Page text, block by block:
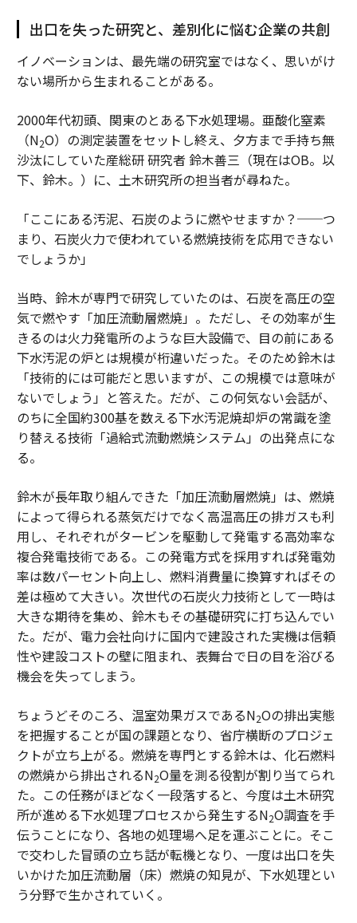
出口を失った研究と、差別化に悩む企業の共創
イノベーションは、最先端の研究室ではなく、思いがけ
ない場所から生まれることがある。
2000年代初頭、関東のとある下水処理場。亜酸化窒素
（N2O）の測定装置をセットし終え、夕方まで手持ち無
沙汰にしていた産総研 研究者 鈴木善三（現在はOB。以
下、鈴木。）に、土木研究所の担当者が尋ねた。
「ここにある汚泥、石炭のように燃やせますか？──つ
まり、石炭火力で使われている燃焼技術を応用できない
でしょうか」
当時、鈴木が専門で研究していたのは、石炭を高圧の空
気で燃やす「加圧流動層燃焼」。ただし、その効率が生
きるのは火力発電所のような巨大設備で、目の前にある
下水汚泥の炉とは規模が桁違いだった。そのため鈴木は
「技術的には可能だと思いますが、この規模では意味が
ないでしょう」と答えた。だが、この何気ない会話が、
のちに全国約300基を数える下水汚泥焼却炉の常識を塗
り替える技術「過給式流動燃焼システム」の出発点にな
る。
鈴木が長年取り組んできた「加圧流動層燃焼」は、燃焼
によって得られる蒸気だけでなく高温高圧の排ガスも利
用し、それぞれがタービンを駆動して発電する高効率な
複合発電技術である。この発電方式を採用すれば発電効
率は数パーセント向上し、燃料消費量に換算すればその
差は極めて大きい。次世代の石炭火力技術として一時は
大きな期待を集め、鈴木もその基礎研究に打ち込んでい
た。だが、電力会社向けに国内で建設された実機は信頼
性や建設コストの壁に阻まれ、表舞台で日の目を浴びる
機会を失ってしまう。
ちょうどそのころ、温室効果ガスであるN2Oの排出実態
を把握することが国の課題となり、省庁横断のプロジェ
クトが立ち上がる。燃焼を専門とする鈴木は、化石燃料
の燃焼から排出されるN2O量を測る役割が割り当てられ
た。この任務がほどなく一段落すると、今度は土木研究
所が進める下水処理プロセスから発生するN2O調査を手
伝うことになり、各地の処理場へ足を運ぶことに。そこ
で交わした冒頭の立ち話が転機となり、一度は出口を失
いかけた加圧流動層（床）燃焼の知見が、下水処理とい
う分野で生かされていく。